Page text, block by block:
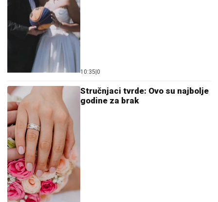
10:35 0
Stručnjaci tvrde: Ovo su najbolje
godine za brak